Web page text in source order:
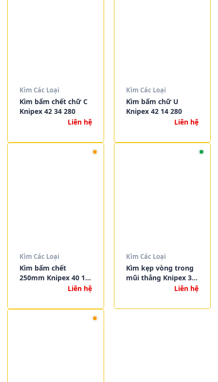
Kìm Các Loại
Kìm bấm chết chữ C
Knipex 42 34 280
Liên hệ
Kìm Các Loại
Kìm bấm chữ U
Knipex 42 14 280
Liên hệ
Kìm Các Loại
Kìm bấm chết
250mm Knipex 40 14
Liên hệ
Kìm Các Loại
Kìm kẹp vòng trong
mũi thẳng Knipex 38
Liên hệ